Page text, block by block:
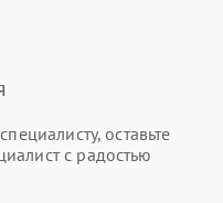
оставьте
с радостью